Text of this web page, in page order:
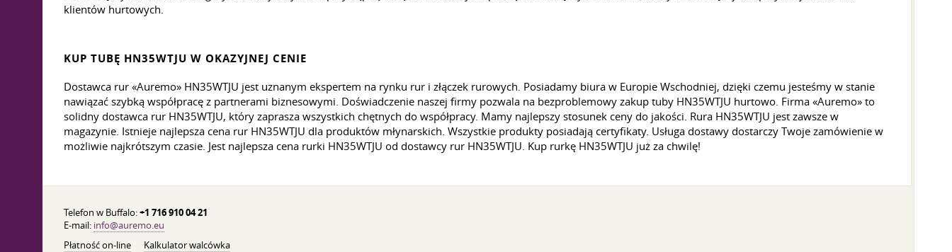
klientów hurtowych.
KUP TUBĘ HN35WTJU W OKAZYJNEJ CENIE
Dostawca rur «Auremo» HN35WTJU jest uznanym ekspertem na rynku rur i złączek rurowych. Posiadamy biura w Europie Wschodniej, dzięki czemu jesteśmy w stanie
nawiązać szybką współpracę z partnerami biznesowymi. Doświadczenie naszej firmy pozwala na bezproblemowy zakup tuby HN35WTJU hurtowo. Firma «Auremo» to
solidny dostawca rur HN35WTJU, który zaprasza wszystkich chętnych do współpracy. Mamy najlepszy stosunek ceny do jakości. Rura HN35WTJU jest zawsze w
magazynie. Istnieje najlepsza cena rur HN35WTJU dla produktów młynarskich. Wszystkie produkty posiadają certyfikaty. Usługa dostawy dostarczy Twoje zamówienie w
możliwie najkrótszym czasie. Jest najlepsza cena rurki HN35WTJU od dostawcy rur HN35WTJU. Kup rurkę HN35WTJU już za chwilę!
Telefon w Buffalo:+1 716 910 04 21
E-mail: info@auremo.eu
Płatność on-line
Kalkulator walcówka